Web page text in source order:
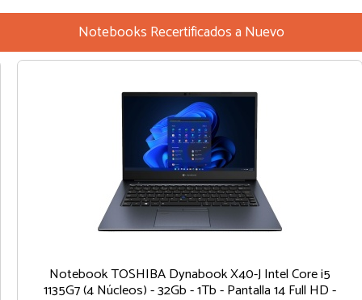
Notebooks Recertificados a Nuevo
Notebook TOSHIBA Dynabook X40-J Intel Core i5
1135G7 (4 Núcleos) - 32Gb - 1Tb - Pantalla 14 Full HD -